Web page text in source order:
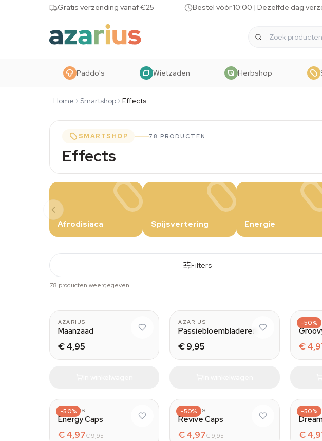
Skip to content Gratis verzending vanaf €25 Bestel vóór 10:00 | Dezelfde dag
Paddo's Wietzaden Herbshop
Home Smartshop Effects
SMARTSHOP 78 PRODUCTEN
Effects
Afrodisiaca Spijsvertering Energie
Filters
78 producten weergegeven
AZARIUS
Maanzaad
€ 4,95
AZARIUS
Passiebloembladeren
€ 9,95
-50%
€
-50%
AZARIUS
Energy Caps
€ 4,97€ 9,95
-50%
AZARIUS
Revive Caps
€ 4,97€ 9,95
-50%
€